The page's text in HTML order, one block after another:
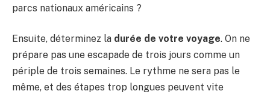
parcs nationaux américains ?
Ensuite, déterminez la durée de votre voyage. On ne
prépare pas une escapade de trois jours comme un
périple de trois semaines. Le rythme ne sera pas le
même, et des étapes trop longues peuvent vite